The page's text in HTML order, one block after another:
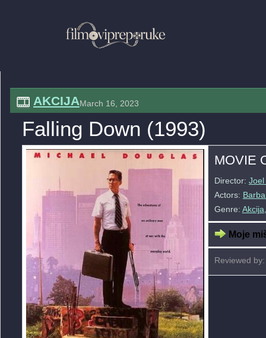
AKCIJAMarch 16, 2023
Falling Down (1993)
MOVIE
Director: Joel
Actors:
Genre: Akcija
Moje
Reviewed